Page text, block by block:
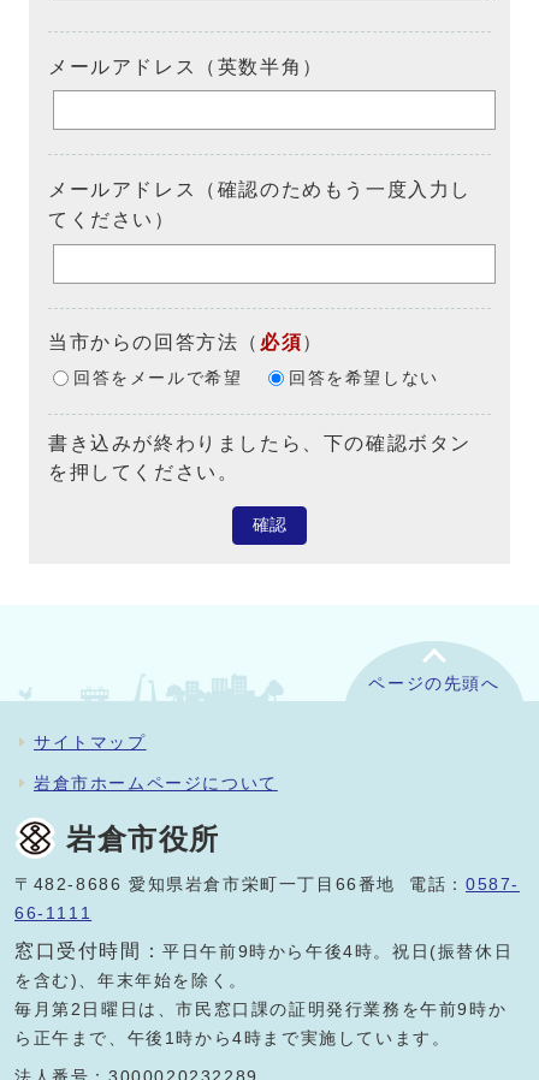
メールアドレス（英数半角）
メールアドレス（確認のためもう一度入力し
てください）
当市からの回答方法 （ 必須）
回答をメールで希望 回答を希望しない
書き込みが終わりましたら、下の確認ボタン
を押してください。
確認
ページの先頭へ
サイトマップ
岩倉市ホームページについて
岩倉市役所
〒482-8686 愛知県岩倉市栄町一丁目66番地 電話：0587-
66-1111
窓口受付時間：平日午前9時から午後4時。祝日(振替休日
を含む)、年末年始を除く。
毎月第2日曜日は、市民窓口課の証明発行業務を午前9時か
ら正午まで、午後1時から4時まで実施しています。